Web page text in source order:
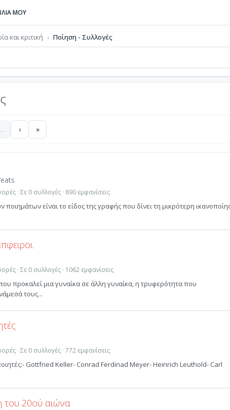
ΜΟΥ
και κριτική Ποίηση - Συλλογές
… › »
· Σε 0 συλλογές · 890 εμφανίσεις
είναι το είδος της γραφής που δίνει τη μικρότερη
· Σε 0 συλλογές · 1062 εμφανίσεις
προκαλεί μια γυναίκα σε άλλη γυναίκα, η τρυφερότητα που
τους...
· Σε 0 συλλογές · 772 εμφανίσεις
Gottfried Keller- Conrad Ferdinad Meyer- Heinrich Leuthold- Carl
του 20ού αιώνα